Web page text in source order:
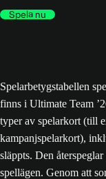
Spela nu
Spelarbetygstabellen
finns i Ultimate Team
typer av spelarkort (till
kampanjspelarkort),
släppts. Den
spellägen. Genom att